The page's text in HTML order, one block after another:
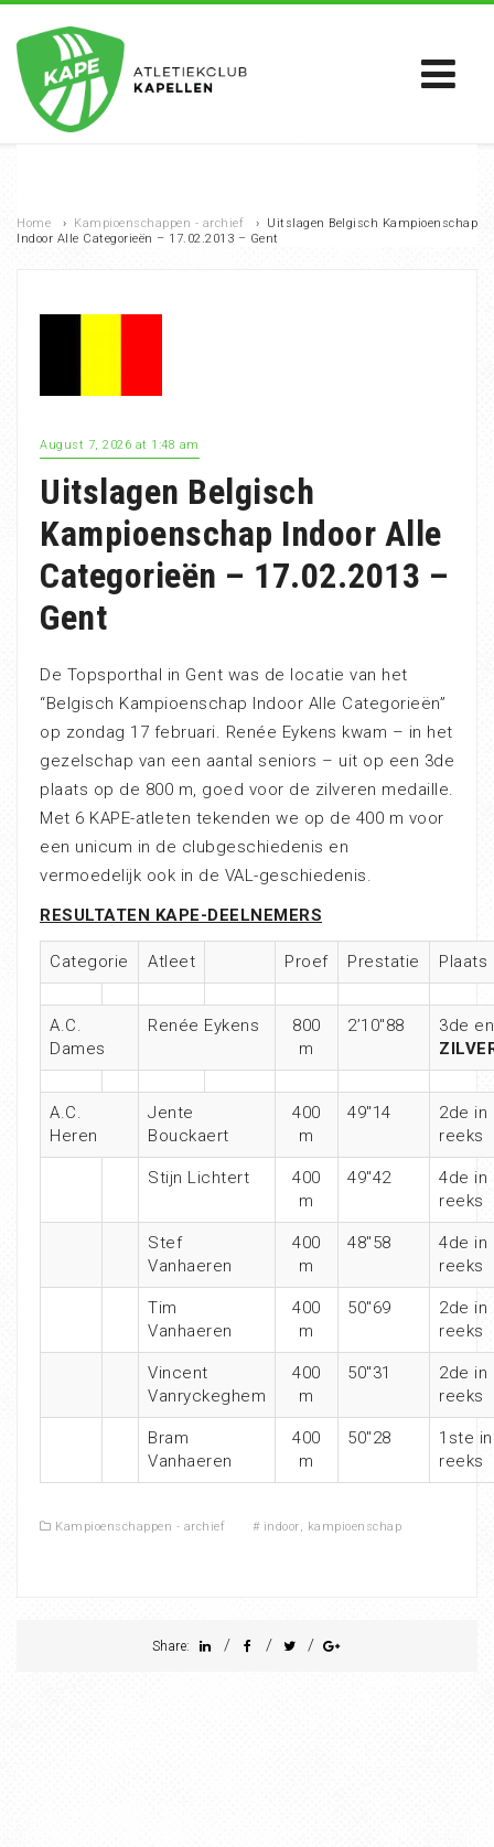
Home › Kampioenschappen - archief › Uitslagen Belgisch Kampioenschap
Indoor Alle Categorieën – 17.02.2013 – Gent
August 7, 2026 at 1:48 am
Uitslagen Belgisch
Kampioenschap Indoor Alle
Categorieën – 17.02.2013 –
Gent
De Topsporthal in Gent was de locatie van het
“Belgisch Kampioenschap Indoor Alle Categorieën”
op zondag 17 februari. Renée Eykens kwam – in het
gezelschap van een aantal seniors – uit op een 3de
plaats op de 800 m, goed voor de zilveren medaille.
Met 6 KAPE-atleten tekenden we op de 400 m voor
een unicum in de clubgeschiedenis en
vermoedelijk ook in de VAL-geschiedenis.
RESULTATEN KAPE-DEELNEMERS
Categorie Atleet Proef Prestatie Plaats
A.C.
Dames
Renée Eykens
800
m
2’10″88
3de en
A.C.
Heren
Jente
Bouckaert
400
m
49″14
2de in
reeks
Stijn Lichtert
400
m
49″42
4de in
reeks
Stef
Vanhaeren
400
m
48″58
4de in
reeks
Tim
Vanhaeren
400
m
50″69
2de in
reeks
Vincent
Vanryckeghem
400
m
50″31
2de in
reeks
Bram
Vanhaeren
400
m
50″28
1ste in
reeks
Kampioenschappen - archief # indoor, kampioenschap
Share: / / /